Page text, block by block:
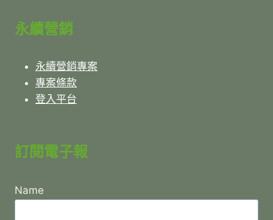
永續營銷
永續營銷專案
專案條款
登入平台
訂閱電子報
Name